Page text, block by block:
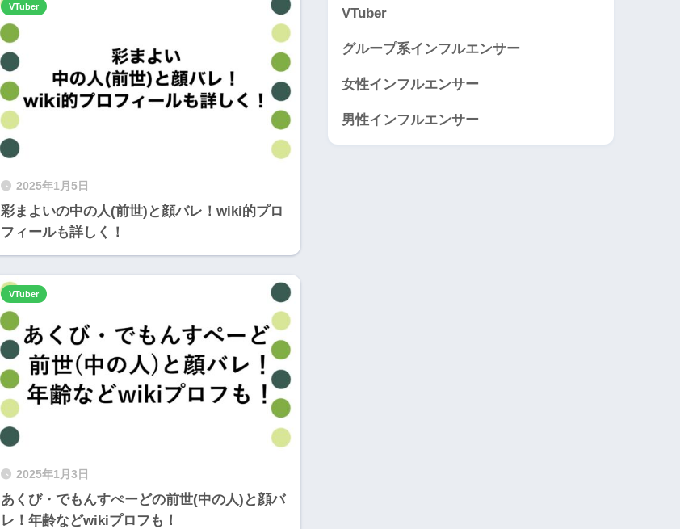
2025年1月5日
彩まよいの中の人(前世)と顔バレ！wiki的プロ
フィールも詳しく！
VTuber
2025年1月3日
あくび・でもんすぺーどの前世(中の人)と顔バ
レ！年齢などwikiプロフも！
VTuber
VTuber
グループ系インフルエンサー
女性インフルエンサー
男性インフルエンサー